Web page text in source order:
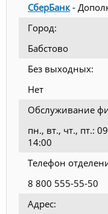
СберБанк -
Город:
Бабстово
Без выходных:
Нет
Обслуживание
пн., вт., чт., пт.:
14:00
Телефон
8 800 555-55-50
Адрес: